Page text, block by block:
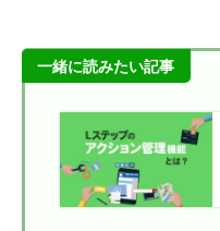
一緒に読みたい記事